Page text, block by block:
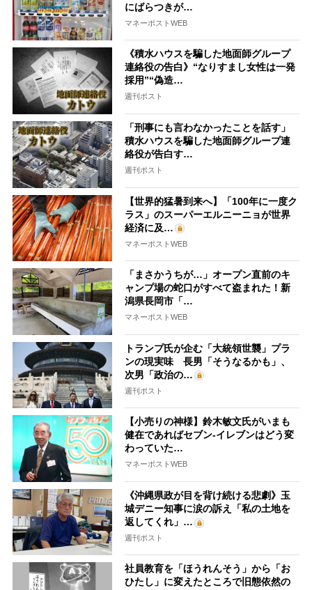
にばらつきが…
マネーポストWEB
《積水ハウスを騙した地面師グループ
連絡役の告白》“なりすまし女性は一発
採用”“偽造…
週刊ポスト
「刑事にも言わなかったことを話す」
積水ハウスを騙した地面師グループ連
絡役が告白す…
週刊ポスト
【世界的猛暑到来へ】「100年に一度ク
ラス」のスーパーエルニーニョが世界
経済に及…
マネーポストWEB
「まさかうちが…」オープン直前のキ
ャンプ場の蛇口がすべて盗まれた！新
潟県長岡市「…
マネーポストWEB
トランプ氏が企む「大統領世襲」プラ
ンの現実味 長男「そうなるかも」、
次男「政治の…
週刊ポスト
【小売りの神様】鈴木敏文氏がいまも
健在であればセブン-イレブンはどう変
わっていた…
マネーポストWEB
《沖縄県政が目を背け続ける悲劇》玉
城デニー知事に涙の訴え「私の土地を
返してくれ」…
週刊ポスト
社員教育を「ほうれんそう」から「お
ひたし」に変えたところで旧態依然の